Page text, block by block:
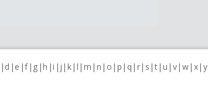
d e f g h i j k l m n o p q r s t u v w x y